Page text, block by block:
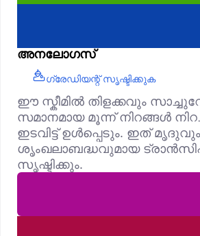
അനലോഗസ്
ഗ്രേഡിയന്റ് സൃഷ്ടിക്കുക
ഈ സ്കീമിൽ തിളക്കവും
സമാനമായ മൂന്ന് നിറങ്ങൾ
ഇടവിട്ട് ഉൾപ്പെടും. ഇത് മൃദുവും
ശൃംഖലാബദ്ധവുമായ
സൃഷ്ടിക്കും.